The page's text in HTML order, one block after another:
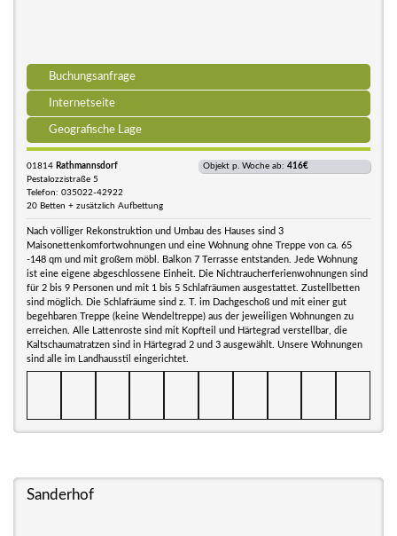
Buchungsanfrage
Internetseite
Geografische Lage
01814 Rathmannsdorf
Pestalozzistraße 5
Telefon: 035022-42922
20 Betten + zusätzlich Aufbettung
Objekt p. Woche ab: 416€
Nach völliger Rekonstruktion und Umbau des Hauses sind 3
Maisonettenkomfortwohnungen und eine Wohnung ohne Treppe von ca. 65
-148 qm und mit großem möbl. Balkon 7 Terrasse entstanden. Jede Wohnung
ist eine eigene abgeschlossene Einheit. Die Nichtraucherferienwohnungen sind
für 2 bis 9 Personen und mit 1 bis 5 Schlafräumen ausgestattet. Zustellbetten
sind möglich. Die Schlafräume sind z. T. im Dachgeschoß und mit einer gut
begehbaren Treppe (keine Wendeltreppe) aus der jeweiligen Wohnungen zu
erreichen. Alle Lattenroste sind mit Kopfteil und Härtegrad verstellbar, die
Kaltschaumatratzen sind in Härtegrad 2 und 3 ausgewählt. Unsere Wohnungen
sind alle im Landhausstil eingerichtet.
Sanderhof